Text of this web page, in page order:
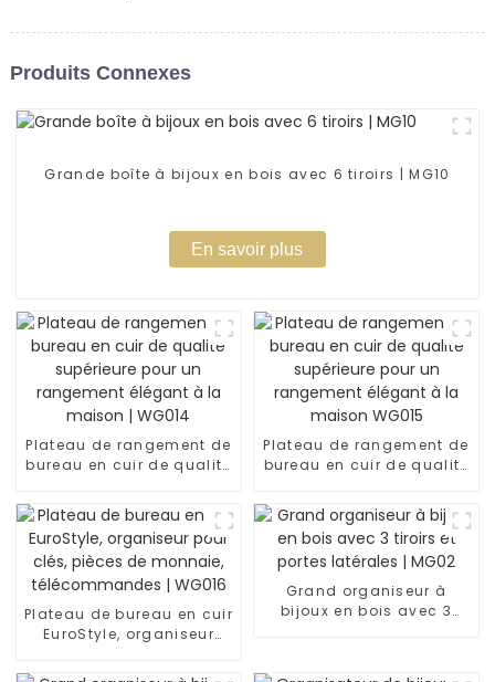
Produits Connexes
Grande boîte à bijoux en bois avec 6 tiroirs | MG10
En savoir plus
Plateau de rangement de
bureau en cuir de qualité
rangement élégant à la
maison | WG014
Plateau de rangement de
bureau en cuir de qualité
rangement élégant à la
maison WG015
Plateau de bureau en cuir
EuroStyle, organiseur
monnaie,
Grand organiseur à
bijoux en bois avec 3